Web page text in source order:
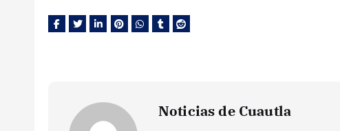
Noticias de Cuautla